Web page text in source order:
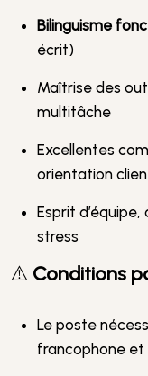
Bilinguisme
écrit)
Maîtrise des
multitâche
Excellentes
orientation
Esprit
stress
⚠️ Conditions
Le poste
francophone et